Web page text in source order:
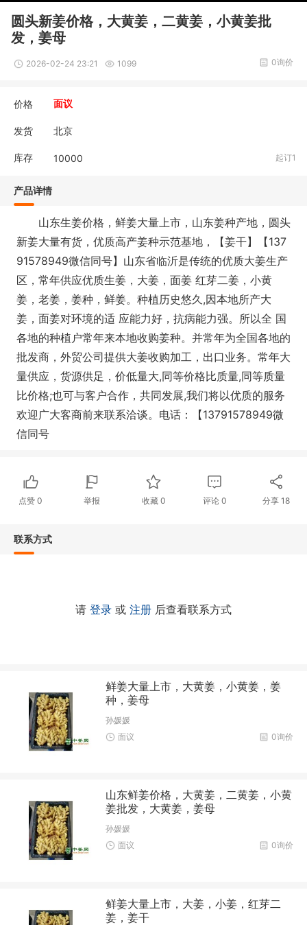
圆头新姜价格，大黄姜，二黄姜，小黄姜批
发，姜母
2026-02-24 23:21 1099 0询价
价格 面议
发货 北京
库存 10000 起订1
产品详情
山东生姜价格，鲜姜大量上市，山东姜种产地，圆头
新姜大量有货，优质高产姜种示范基地，【姜干】【137
91578949微信同号】山东省临沂是传统的优质大姜生产
区，常年供应优质生姜，大姜，面姜 红芽二姜，小黄
姜，老姜，姜种，鲜姜。种植历史悠久,因本地所产大
姜，面姜对环境的适 应能力好，抗病能力强。所以全 国
各地的种植户常年来本地收购姜种。并常年为全国各地的
批发商，外贸公司提供大姜收购加工，出口业务。常年大
量供应，货源供足，价低量大,同等价格比质量,同等质量
比价格;也可与客户合作，共同发展,我们将以优质的服务
欢迎广大客商前来联系洽谈。电话：【13791578949微
信同号
点赞0 举报 收藏 0 评论0 分享18
联系方式
请 登录 或 注册 后查看联系方式
鲜姜大量上市，大黄姜，小黄姜，姜
种，姜母
孙媛媛
0询价
面议
山东鲜姜价格，大黄姜，二黄姜，小黄
姜批发，大黄姜，姜母
孙媛媛
0询价
面议
鲜姜大量上市，大姜，小姜，红芽二
姜，姜干